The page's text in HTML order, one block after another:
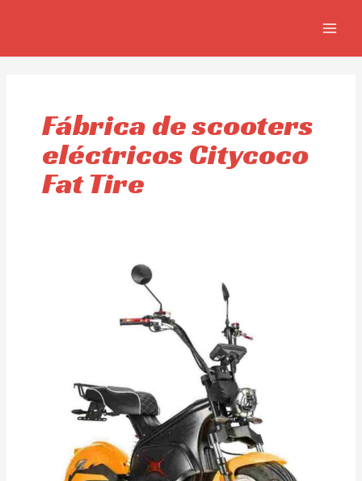
Fábrica de scooters
eléctricos Citycoco
Fat Tire